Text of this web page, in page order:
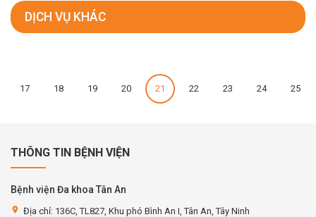
DỊCH VỤ KHÁC
17 18 19 20 21 22 23 24 25
THÔNG TIN BỆNH VIỆN
Bệnh viện Đa khoa Tân An
location_on Địa chỉ: 136C, TL827, Khu phó Bình An I, Tân An, Tây Ninh